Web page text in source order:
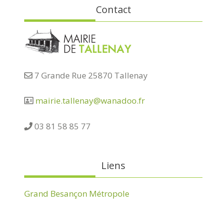
Contact
7 Grande Rue 25870 Tallenay
mairie.tallenay@wanadoo.fr
03 81 58 85 77
Liens
Grand Besançon Métropole